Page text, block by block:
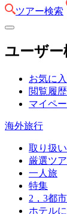
ツアー検索
ユーザー
お気に入
閲覧履歴
マイペ
海外旅行
取り扱
厳選ツ
一人旅
特集
2，3都
ホテル